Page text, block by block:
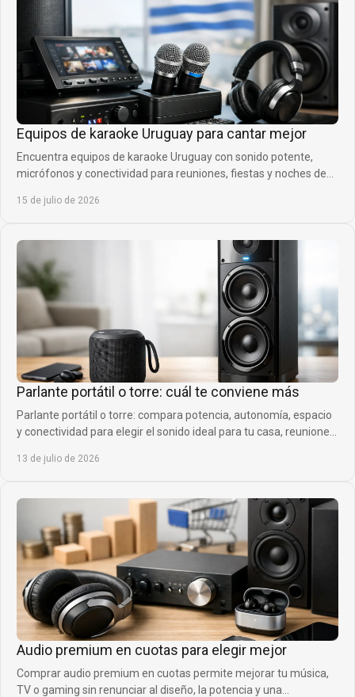
Equipos de karaoke Uruguay para cantar mejor
Encuentra equipos de karaoke Uruguay con sonido potente,
micrófonos y conectividad para reuniones, fiestas y noches de
15 de julio de 2026
Parlante portátil o torre: cuál te conviene más
Parlante portátil o torre: compara potencia, autonomía, espacio
y conectividad para elegir el sonido ideal para tu casa, reuniones
13 de julio de 2026
Audio premium en cuotas para elegir mejor
Comprar audio premium en cuotas permite mejorar tu música,
TV o gaming sin renunciar al diseño, la potencia y una